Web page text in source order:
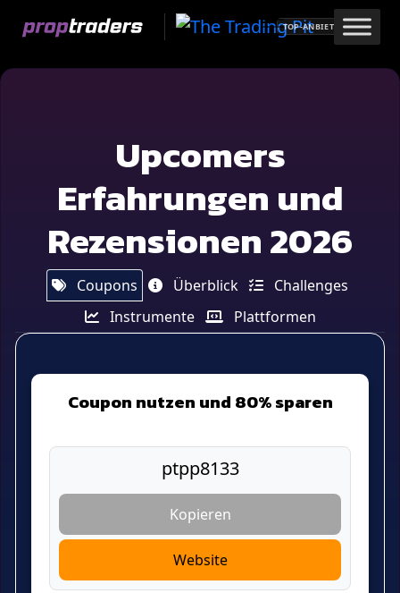
TOP-ANBIETER
Upcomers
Erfahrungen und
Rezensionen 2026
Coupons Überblick
Challenges
Instrumente
Plattformen
Coupon nutzen und 80% sparen
Kopieren
Website